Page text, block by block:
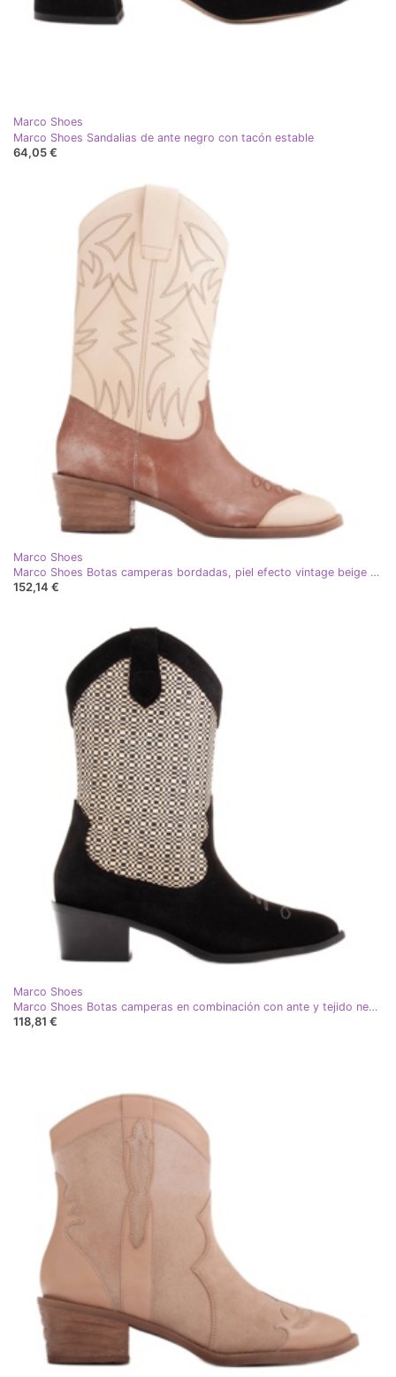
Marco Shoes
Marco Shoes Sandalias de ante negro con tacón estable
64,05 €
Marco Shoes
Marco Shoes Botas camperas bordadas, piel efecto vintage beige marrón
152,14 €
Marco Shoes
Marco Shoes Botas camperas en combinación con ante y tejido negro
118,81 €